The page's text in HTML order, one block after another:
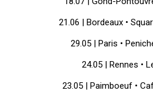
21.06 | Bordeaux •
29.05 | Paris •
24.05 | Rennes •
23.05 | Paimboeuf •